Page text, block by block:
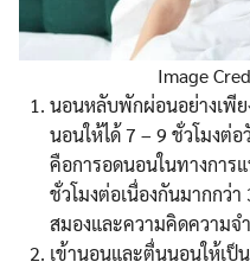
Image
นอนหลับพักผ่อนอย่างเพี
นอนให้ได้ 7 – 9 ชั่วโมงต่
คือการอดนอนในทางกา
ชั่วโมงต่อเนื่องกันมากกว่
สมองและความคิดความจ
เข้านอนและตื่นนอนให้เป็